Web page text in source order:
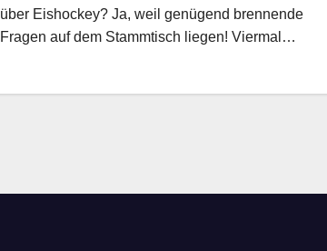
über Eishockey? Ja, weil genügend brennende
Fragen auf dem Stammtisch liegen! Viermal…